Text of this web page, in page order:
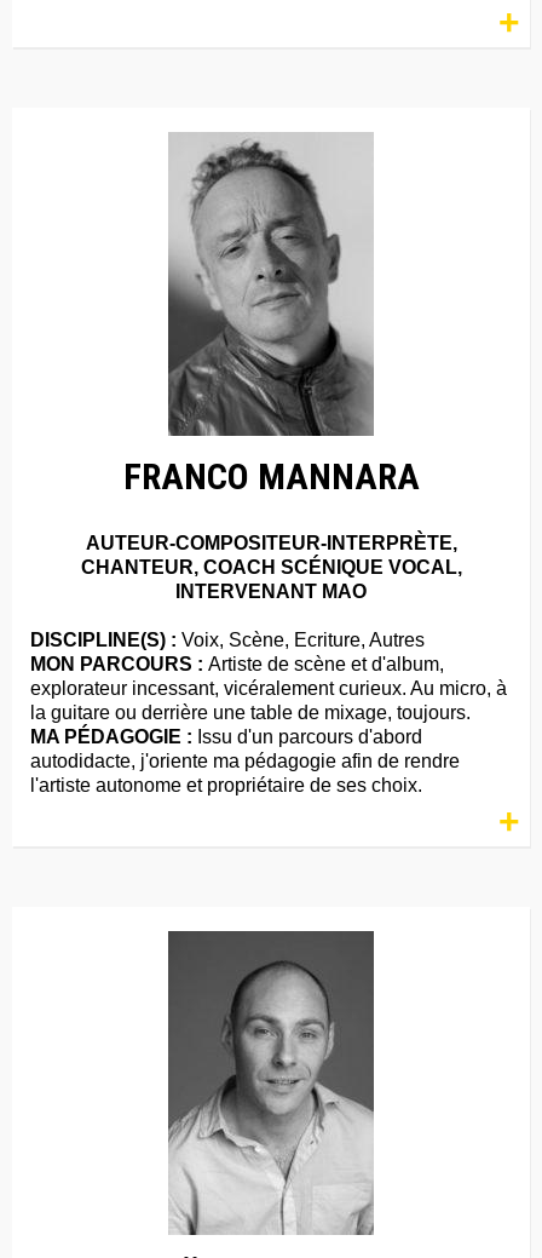
+
FRANCO MANNARA
AUTEUR-COMPOSITEUR-INTERPRÈTE,
CHANTEUR, COACH SCÉNIQUE VOCAL,
INTERVENANT MAO
DISCIPLINE(S) : Voix, Scène, Ecriture, Autres
MON PARCOURS : Artiste de scène et d'album,
explorateur incessant, vicéralement curieux. Au micro, à
la guitare ou derrière une table de mixage, toujours.
MA PÉDAGOGIE : Issu d'un parcours d'abord
autodidacte, j'oriente ma pédagogie afin de rendre
l'artiste autonome et propriétaire de ses choix.
+